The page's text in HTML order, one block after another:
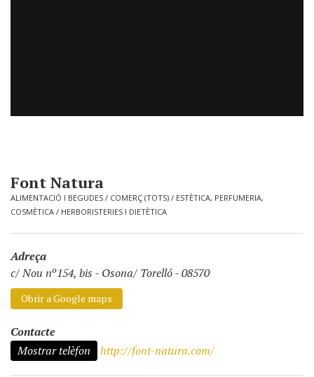
Font Natura
ALIMENTACIÓ I BEGUDES / COMERÇ (TOTS) / ESTÈTICA, PERFUMERIA,
COSMÈTICA / HERBORISTERIES I DIETÈTICA
Adreça
c/ Nou nº154, bis - Osona/ Torelló - 08570
Obrir a Google maps
Contacte
Mostrar telèfon
http://font-natura.com/